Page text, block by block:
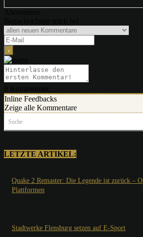
Inline Feedbacks
Zeige alle Kommentare
Suche
LETZTE ARTIKEL:
Quake 2 Remaster: Die Legende ist zurück –
Plattformen
Stadtwerke Flensburg setzen auf E-Sport